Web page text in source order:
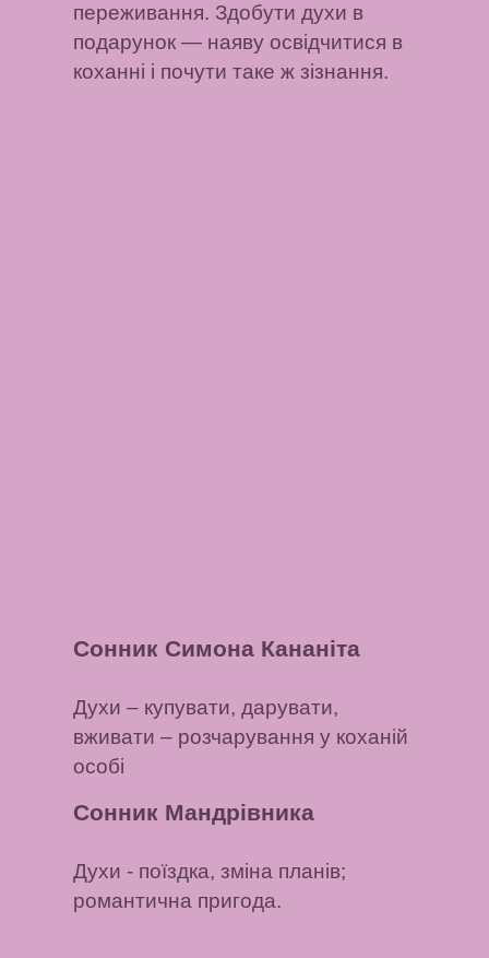
переживання. Здобути духи в
подарунок — наяву освідчитися в
коханні і почути таке ж зізнання.
Сонник Симона Кананіта
Духи – купувати, дарувати,
вживати – розчарування у коханій
особі
Сонник Мандрівника
Духи - поїздка, зміна планів;
романтична пригода.